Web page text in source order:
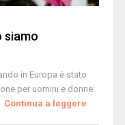
siamo
in Europa è stato
per uomini e donne:
Continua a leggere